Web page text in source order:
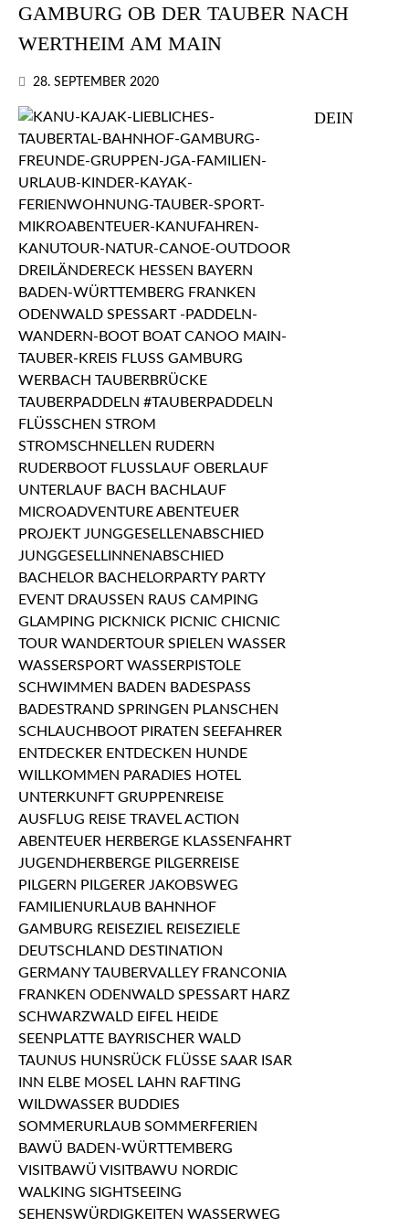
GAMBURG OB DER TAUBER NACH
WERTHEIM AM MAIN
28. SEPTEMBER 2020
DEIN